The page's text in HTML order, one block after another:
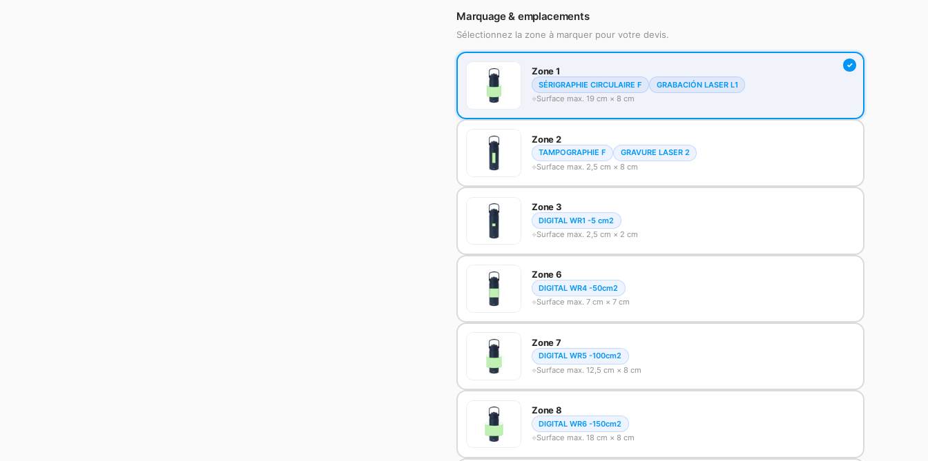
Marquage & emplacements
Sélectionnez la zone à marquer pour votre devis.
Zone 1
SÉRIGRAPHIE CIRCULAIRE F
GRABACIÓN LASER L1
Surface max. 19 cm × 8 cm
Zone 2
TAMPOGRAPHIE F
GRAVURE LASER 2
Surface max. 2,5 cm × 8 cm
Zone 3
DIGITAL WR1 -5 cm2
Surface max. 2,5 cm × 2 cm
Zone 6
DIGITAL WR4 -50cm2
Surface max. 7 cm × 7 cm
Zone 7
DIGITAL WR5 -100cm2
Surface max. 12,5 cm × 8 cm
Zone 8
DIGITAL WR6 -150cm2
Surface max. 18 cm × 8 cm